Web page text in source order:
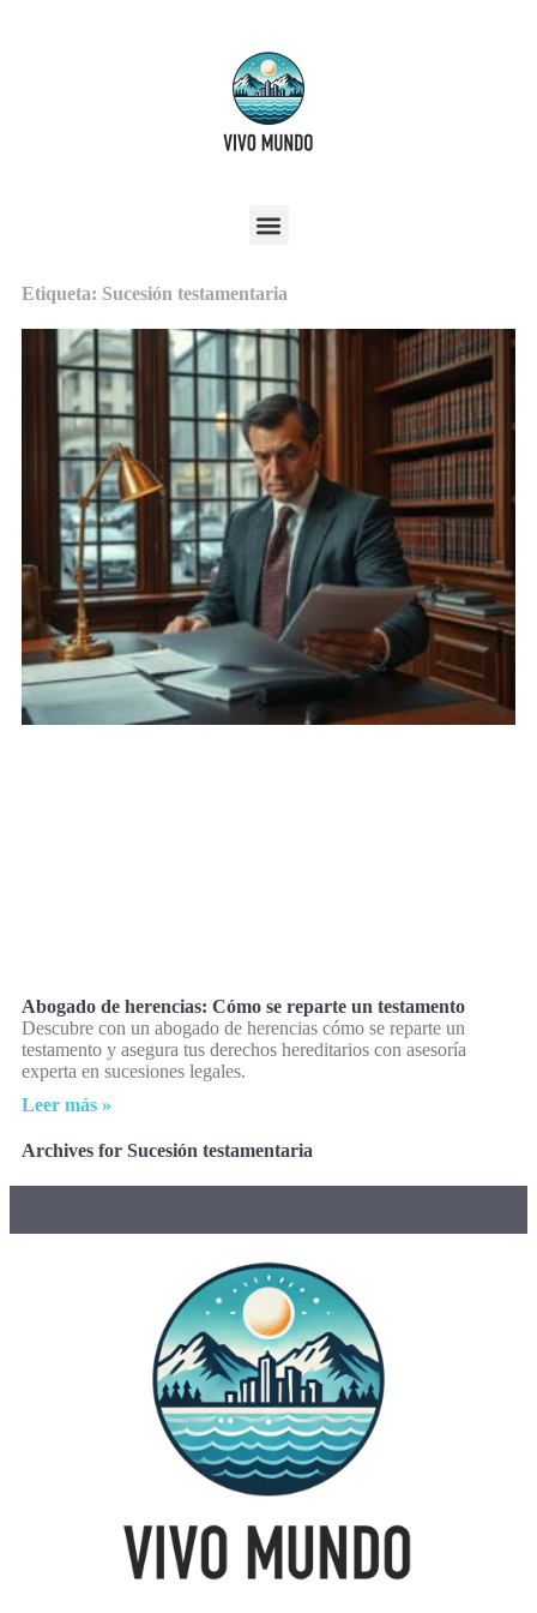
Etiqueta: Sucesión testamentaria
Abogado de herencias: Cómo se reparte un testamento
Descubre con un abogado de herencias cómo se reparte un
testamento y asegura tus derechos hereditarios con asesoría
experta en sucesiones legales.
Leer más »
Archives for Sucesión testamentaria